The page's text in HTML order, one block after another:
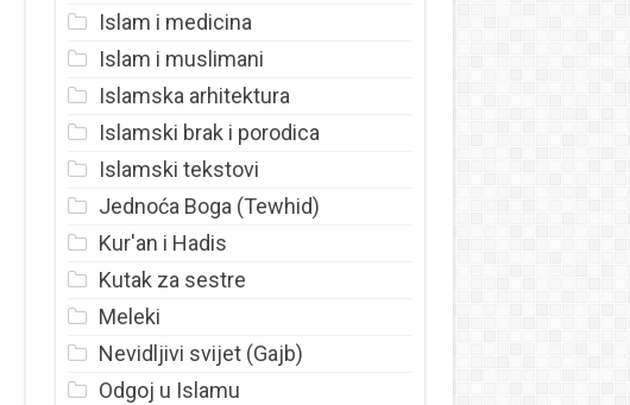
Islam i medicina
Islam i muslimani
Islamska arhitektura
Islamski brak i porodica
Islamski tekstovi
Jednoća Boga (Tewhid)
Kur'an i Hadis
Kutak za sestre
Meleki
Nevidljivi svijet (Gajb)
Odgoj u Islamu